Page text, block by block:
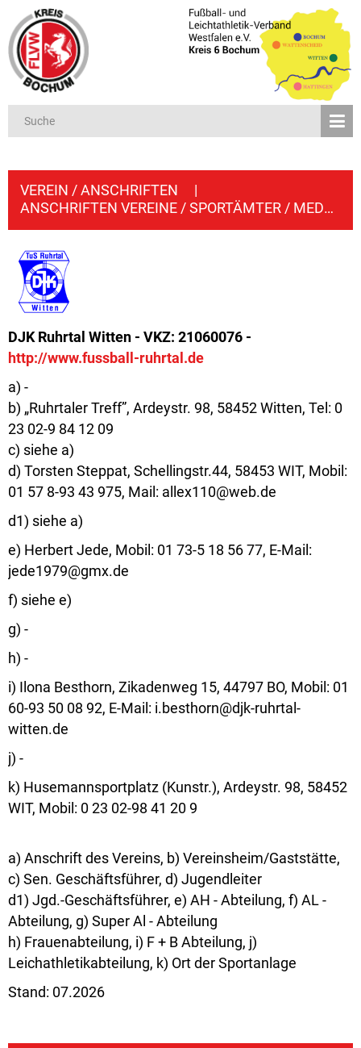
VEREIN / ANSCHRIFTEN
|
ANSCHRIFTEN VEREINE / SPORTÄMTER / MEDIEN
DJK Ruhrtal Witten - VKZ: 21060076 -
http://www.fussball-ruhrtal.de
a) -
b) „Ruhrtaler Treff”, Ardeystr. 98, 58452 Witten, Tel: 0
23 02-9 84 12 09
c) siehe a)
d) Torsten Steppat, Schellingstr.44, 58453 WIT, Mobil:
01 57 8-93 43 975, Mail: allex110@web.de
d1) siehe a)
e) Herbert Jede, Mobil: 01 73-5 18 56 77, E-Mail:
jede1979@gmx.de
f) siehe e)
g) -
h) -
i) Ilona Besthorn, Zikadenweg 15, 44797 BO, Mobil: 01
60-93 50 08 92, E-Mail: i.besthorn@djk-ruhrtal-
witten.de
j) -
k) Husemannsportplatz (Kunstr.), Ardeystr. 98, 58452
WIT, Mobil: 0 23 02-98 41 20 9
a) Anschrift des Vereins, b) Vereinsheim/Gaststätte,
c) Sen. Geschäftsführer, d) Jugendleiter
d1) Jgd.-Geschäftsführer, e) AH - Abteilung, f) AL -
Abteilung, g) Super Al - Abteilung
h) Frauenabteilung, i) F + B Abteilung, j)
Leichathletikabteilung, k) Ort der Sportanlage
Stand: 07.2026